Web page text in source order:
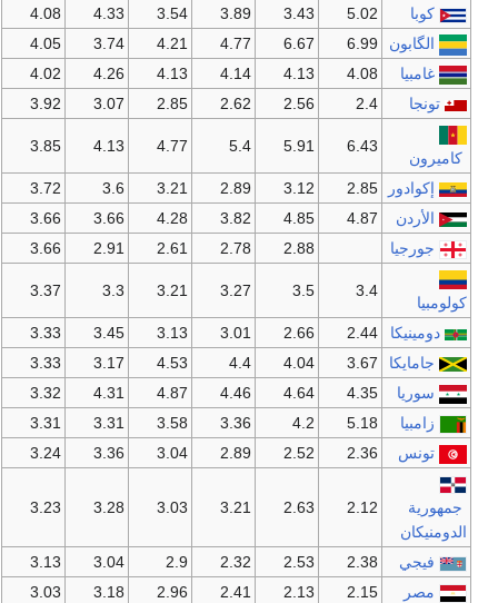
كوبا 5.02
3.43
3.89
3.54
4.33
4.08
الگابون
6.99
6.67
4.77
4.21
3.74
4.05
غامبيا
4.08
4.13
4.14
4.13
4.26
4.02
تونجا
2.4
2.56
2.62
2.85
3.07
3.92
كاميرون
6.43
5.91
5.4
4.77
4.13
3.85
إكوادور 2.85
3.12
2.89
3.21
3.6
3.72
الأردن
4.87
4.85
3.82
4.28
3.66
3.66
جورجيا
2.88
2.78
2.61
2.91
3.66
كولومبيا
3.4
3.5
3.27
3.21
3.3
3.37
دومينيكا 2.44
2.66
3.01
3.13
3.45
3.33
جامايكا
3.67
4.04
4.4
4.53
3.17
3.33
سوريا
4.35
4.64
4.46
4.87
4.31
3.32
زامبيا
5.18
4.2
3.36
3.58
3.31
3.31
تونس
2.36
2.52
2.89
3.04
3.36
3.24
جمهورية
الدومنيكان
2.12
2.63
3.21
3.03
3.28
3.23
فيجي 2.38
2.53
2.32
2.9
3.04
3.13
مصر
2.15
2.13
2.41
2.96
3.18
3.03